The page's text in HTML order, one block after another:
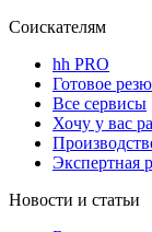
Соискателям
hh PRO
Готовое
Все сервисы
Хочу у вас
Экспертная
Новости и статьи